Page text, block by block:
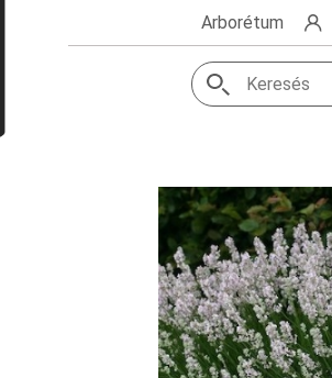
Arborétum